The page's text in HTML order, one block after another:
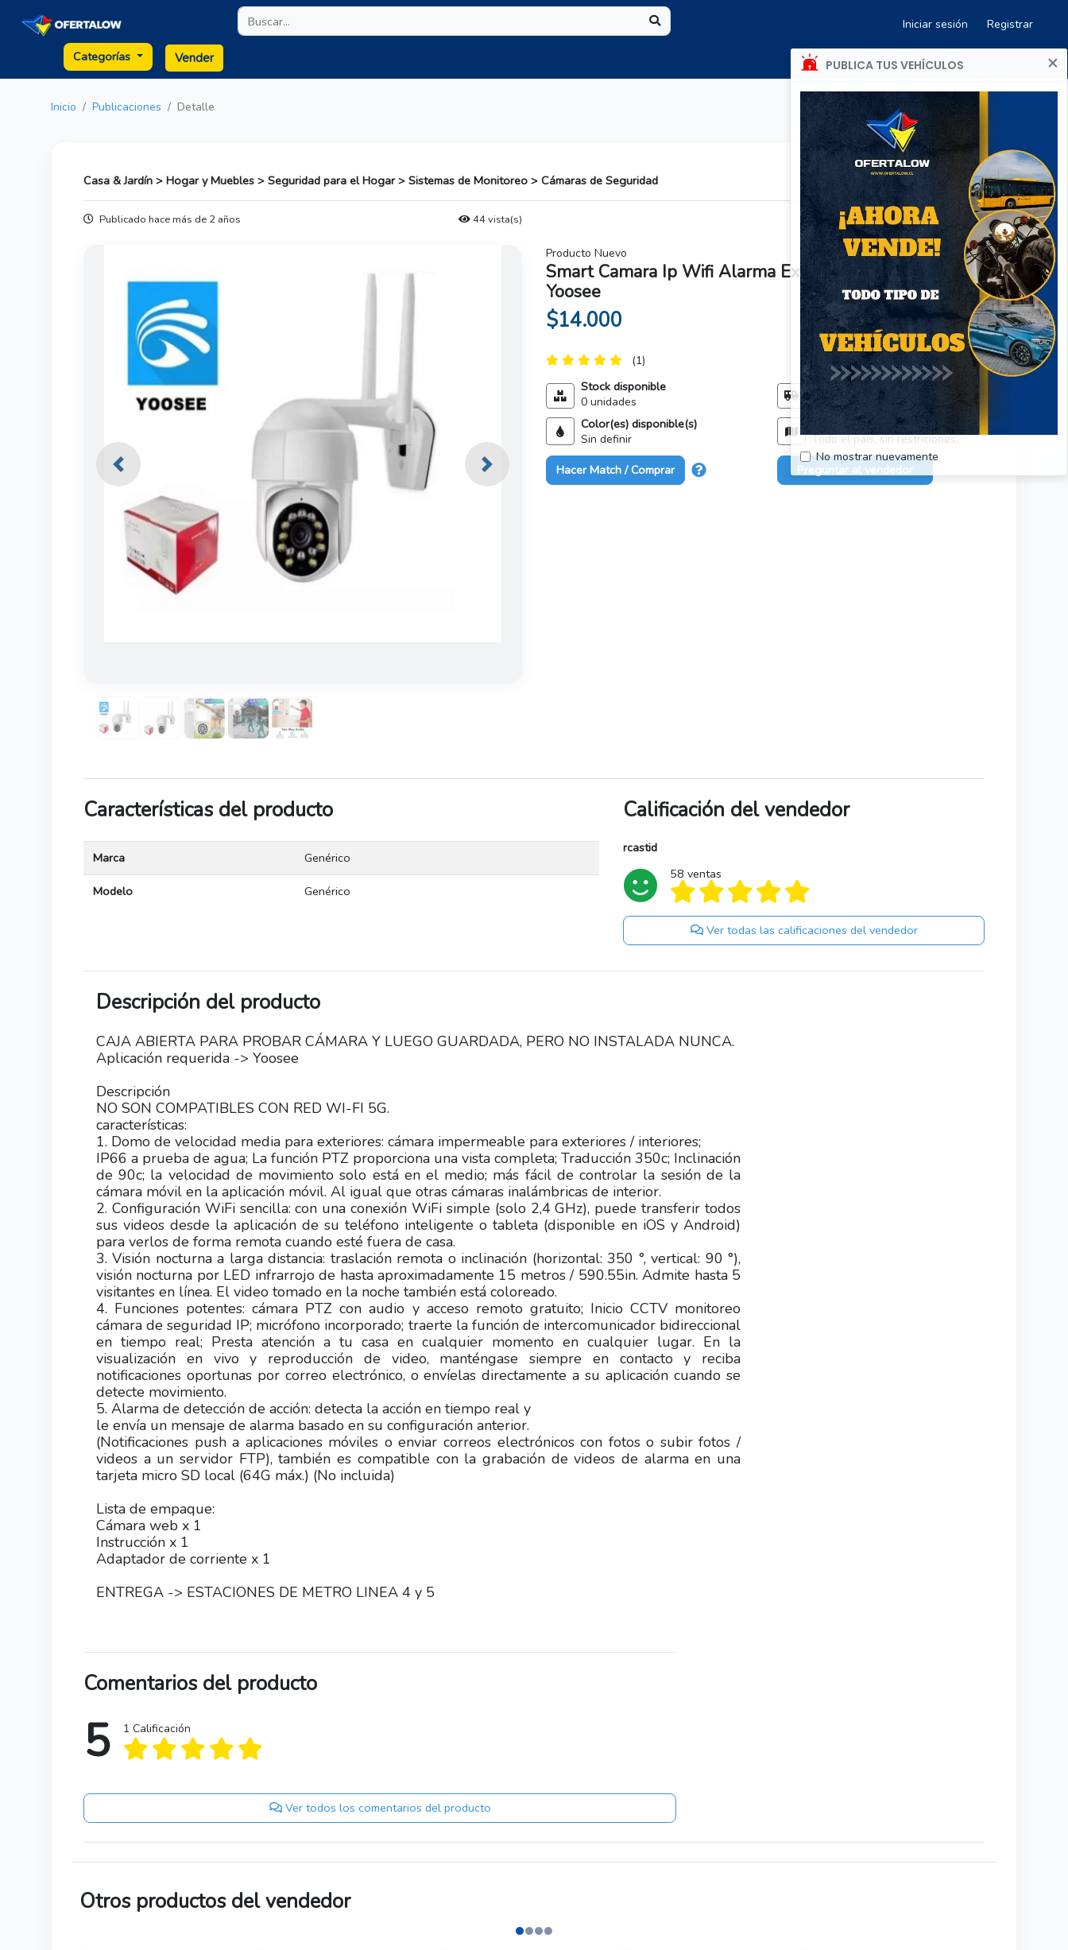
Iniciar sesión Registrar
Categorías Vender
Inicio Publicaciones Detalle
PUBLICA TUS VEHÍCULOS ×
No mostrar nuevamente
Casa & Jardín > Hogar y Muebles > Seguridad para el Hogar > Sistemas de Monitoreo > Cámaras de Seguridad
Publicado hace más de 2 años 44 vista(s)
Previous Next
Producto Nuevo
Smart Camara Ip Wifi Alarma Exterior Anti Agua App
Yoosee
$14.000
(1)
Stock disponible
0 unidades
Método de entrega
Acordar con el comprador
Color(es) disponible(s)
Sin definir
Zonas de entrega
Todo el país, sin restriciones.
Hacer Match / Comprar Preguntar al vendedor
Características del producto
Marca Genérico
Modelo Genérico
Calificación del vendedor
rcastid
58 ventas
Ver todas las calificaciones del vendedor
Descripción del producto
CAJA ABIERTA PARA PROBAR CÁMARA Y LUEGO GUARDADA, PERO NO INSTALADA NUNCA.
Aplicación requerida -> Yoosee
Descripción
NO SON COMPATIBLES CON RED WI-FI 5G.
características:
1. Domo de velocidad media para exteriores: cámara impermeable para exteriores / interiores;
IP66 a prueba de agua; La función PTZ proporciona una vista completa; Traducción 350c; Inclinación
de 90c; la velocidad de movimiento solo está en el medio; más fácil de controlar la sesión de la
cámara móvil en la aplicación móvil. Al igual que otras cámaras inalámbricas de interior.
2. Configuración WiFi sencilla: con una conexión WiFi simple (solo 2,4 GHz), puede transferir todos
sus videos desde la aplicación de su teléfono inteligente o tableta (disponible en iOS y Android)
para verlos de forma remota cuando esté fuera de casa.
3. Visión nocturna a larga distancia: traslación remota o inclinación (horizontal: 350 °, vertical: 90 °),
visión nocturna por LED infrarrojo de hasta aproximadamente 15 metros / 590.55in. Admite hasta 5
visitantes en línea. El video tomado en la noche también está coloreado.
4. Funciones potentes: cámara PTZ con audio y acceso remoto gratuito; Inicio CCTV monitoreo
cámara de seguridad IP; micrófono incorporado; traerte la función de intercomunicador bidireccional
en tiempo real; Presta atención a tu casa en cualquier momento en cualquier lugar. En la
visualización en vivo y reproducción de video, manténgase siempre en contacto y reciba
notificaciones oportunas por correo electrónico, o envíelas directamente a su aplicación cuando se
detecte movimiento.
5. Alarma de detección de acción: detecta la acción en tiempo real y
le envía un mensaje de alarma basado en su configuración anterior.
(Notificaciones push a aplicaciones móviles o enviar correos electrónicos con fotos o subir fotos /
videos a un servidor FTP), también es compatible con la grabación de videos de alarma en una
tarjeta micro SD local (64G máx.) (No incluida)
Lista de empaque:
Cámara web x 1
Instrucción x 1
Adaptador de corriente x 1
ENTREGA -> ESTACIONES DE METRO LINEA 4 y 5
Comentarios del producto
5 1 Calificación
Ver todos los comentarios del producto
Otros productos del vendedor